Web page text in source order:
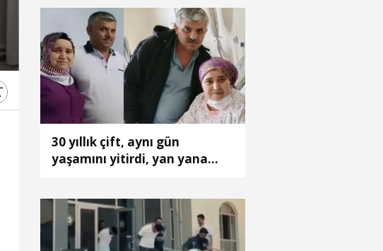
30 yıllık çift, aynı gün
yaşamını yitirdi, yan yana